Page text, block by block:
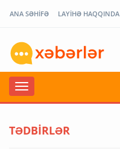
ANA SƏHİFƏ LAYİHƏ HAQQINDA
TƏDBİRLƏR